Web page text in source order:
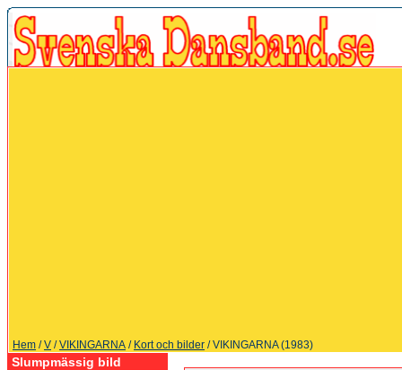
Hem /V /VIKINGARNA / Kort och bilder / VIKINGARNA (1983)
Slumpmässig bild